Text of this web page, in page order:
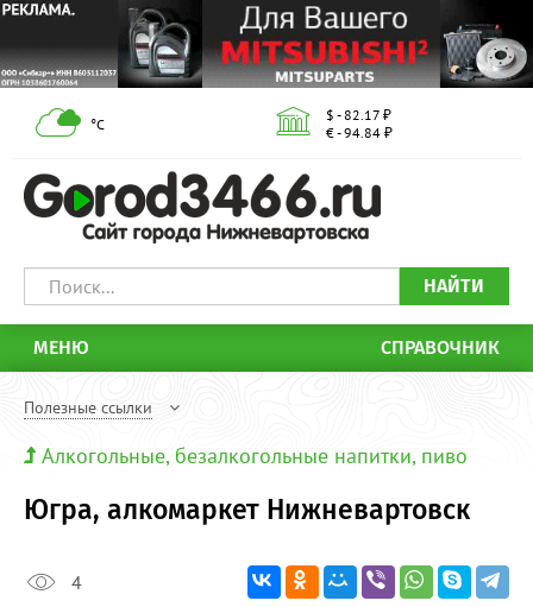
°С
$ - 82.17 ₽
€ - 94.84 ₽
НАЙТИ
МЕНЮ СПРАВОЧНИК
Полезные ссылки
Алкогольные, безалкогольные напитки, пиво
Югра, алкомаркет Нижневартовск
4